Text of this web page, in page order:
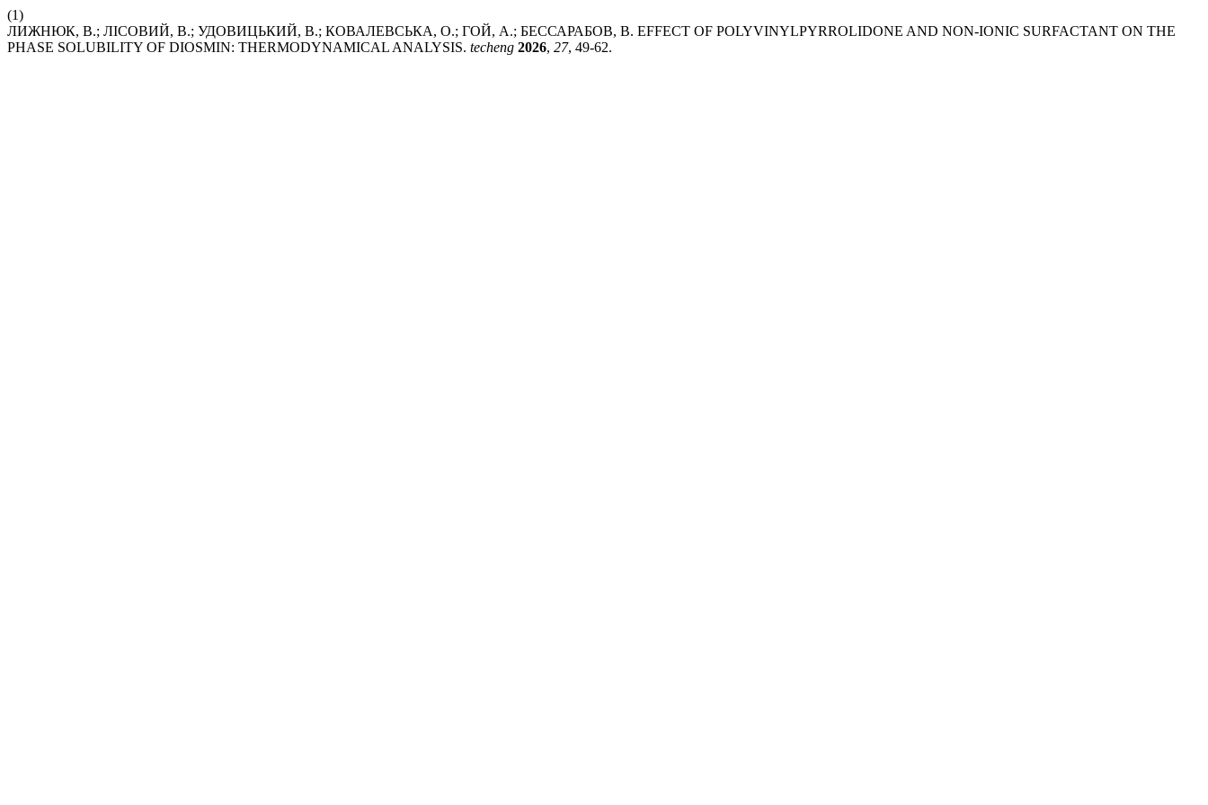
(1)
ЛИЖНЮК, В.; ЛІСОВИЙ, В.; УДОВИЦЬКИЙ, В.; КОВАЛЕВСЬКА, О.; ГОЙ, А.; БЕССАРАБОВ, В. EFFECT OF POLYVINYLPYRROLIDONE AND NON-IONIC SURFACTANT ON THE
PHASE SOLUBILITY OF DIOSMIN: THERMODYNAMICAL ANALYSIS. techeng 2026, 27, 49-62.